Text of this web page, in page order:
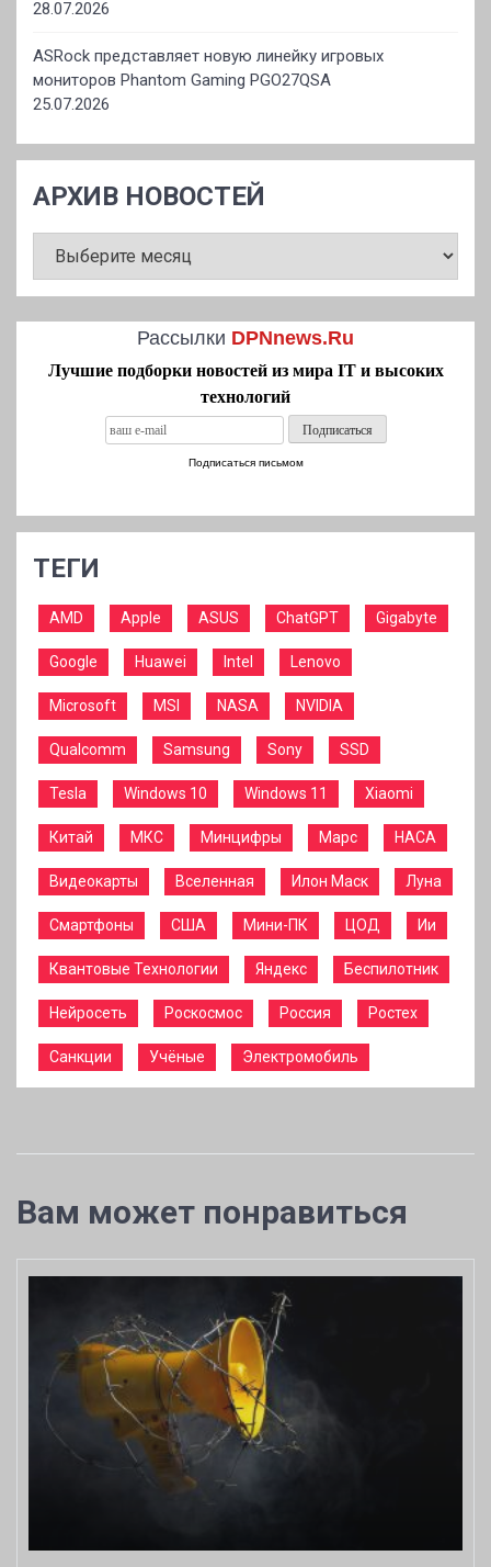
28.07.2026
ASRock представляет новую линейку игровых
мониторов Phantom Gaming PGO27QSA
25.07.2026
АРХИВ НОВОСТЕЙ
НОВОСТЕЙ
Рассылки DPNnews.Ru
Лучшие подборки новостей из мира IT и высоких
технологий
Подписаться письмом
ТЕГИ
AMD Apple ASUS ChatGPT Gigabyte
Google Huawei Intel Lenovo
Microsoft MSI NASA NVIDIA
Qualcomm Samsung Sony SSD
Tesla Windows 10 Windows 11 Xiaomi
Китай МКС Минцифры Марс НАСА
Видеокарты Вселенная Илон Маск Луна
Смартфоны США Мини-ПК ЦОД Ии
Квантовые Технологии Яндекс Беспилотник
Нейросеть Роскосмос Россия Ростех
Санкции Учёные Электромобиль
Вам может понравиться